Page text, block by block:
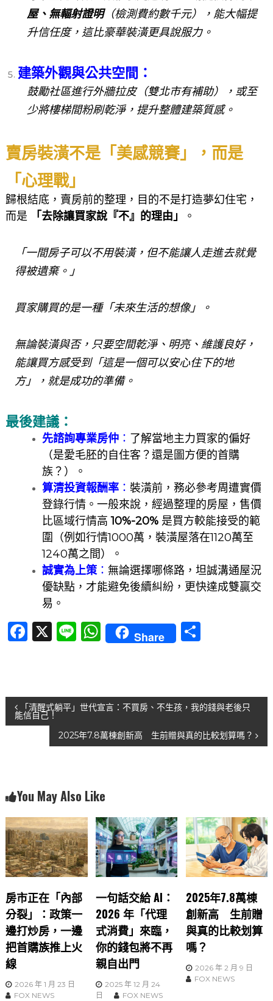
屋、無輻射證明（檢測費約數千元），能大幅提
升信任度，這比豪華裝潢更具說服力。
建築外觀與公共空間 ：
鼓勵社區進行外牆拉皮（雙北市有補助），或至
少將樓梯間粉刷乾淨，提升整體建築質感。
賣房裝潢不是「美感競賽」，而是
「心理戰」
歸根結底，賣房前的整理，目的不是打造夢幻住宅，
而是
「去除讓買家說『不』的理由」 。
「一間房子可以不用裝潢，但不能讓人走進去就覺
得被遺棄。」
買家購買的是一種「未來生活的想像」。
無論裝潢與否，只要空間乾淨、明亮、維護良好，
能讓買方感受到「這是一個可以安心住下的地
方」，就是成功的準備。
最後建議：
先諮詢專業房仲： 了解當地主力買家的偏好
（是愛毛胚的自住客？還是圖方便的首購
族？）。
算清投資報酬率： 裝潢前，務必參考周遭實價
登錄行情。一般來說，經過整理的房屋，售價
比區域行情高10%-20%是買方較能接受的範
圍（例如行情1000萬，裝潢屋落在1120萬至
1240萬之間）。
誠實為上策： 無論選擇哪條路，坦誠溝通屋況
優缺點，才能避免後續糾紛，更快達成雙贏交
易。
F
b
o
X Li W
h
A
p
p
Share
分
文
覽
「清醒式躺平」世代宣言：不買房、不生孩，我的錢與老後只
能信自己！
2025年7.8萬棟創新高 生前贈與真的比較划算嗎？
You May Also Like
房市正在「內部
分裂」：政策一
邊打炒房，一邊
把首購族推上火
線
2026 年 1 月 23 日
FOX NEWS
一句話交給 AI：
2026 年「代理
式消費」來臨，
你的錢包將不再
親自出門
2025 年 12 月 24
日
FOX NEWS
2025年7.8萬棟
創新高 生前贈
與真的比較划算
嗎？
2026 年 2 月 9 日
FOX NEWS